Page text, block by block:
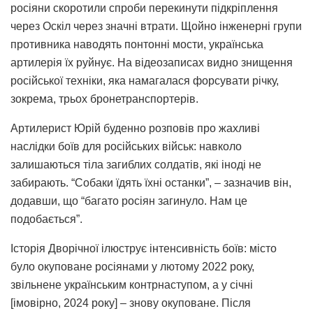
росіяни скоротили спроби перекинути підкріплення
через Оскіл через значні втрати. Щойно інженерні групи
противника наводять понтонні мости, українська
артилерія їх руйнує. На відеозаписах видно знищення
російської техніки, яка намагалася форсувати річку,
зокрема, трьох бронетранспортерів.
Артилерист Юрій буденно розповів про жахливі
наслідки боїв для російських військ: навколо
залишаються тіла загиблих солдатів, які іноді не
забирають. “Собаки їдять їхні останки”, – зазначив він,
додавши, що “багато росіян загинуло. Нам це
подобається”.
Історія Дворічної ілюструє інтенсивність боїв: місто
було окуповане росіянами у лютому 2022 року,
звільнене українським контрнаступом, а у січні
[імовірно, 2024 року] – знову окуповане. Після